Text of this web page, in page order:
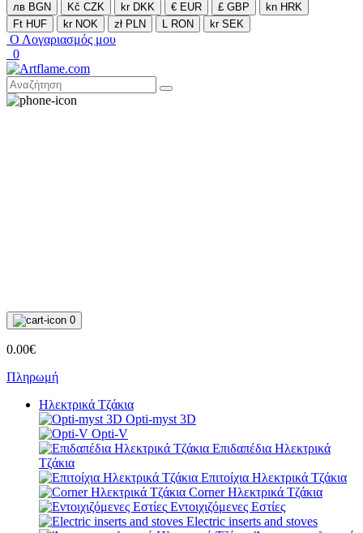
лв BGN
Kč CZK kr DKK € EUR £ GBP
kn HRK
Ft HUF
kr NOK zł PLN L RON kr SEK
Ο Λογαριασμός μου
0
0
0.00€
Πληρωμή
Ηλεκτρικά Τζάκια
Opti-myst 3D
Opti-V
Επιδαπέδια Ηλεκτρικά
Τζάκια
Επιτοίχια Ηλεκτρικά Τζάκια
Corner Ηλεκτρικά Τζάκια
Εντοιχιζόμενες Εστίες
Electric inserts and stoves